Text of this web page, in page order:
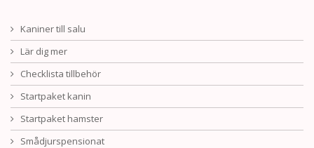
Kaniner till salu
Lär dig mer
Checklista tillbehör
Startpaket kanin
Startpaket hamster
Smådjurspensionat